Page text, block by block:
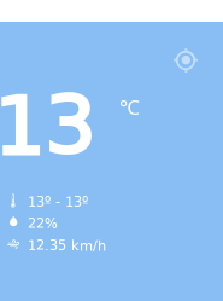
13 ℃
13º - 13º
22%
12.35 km/h